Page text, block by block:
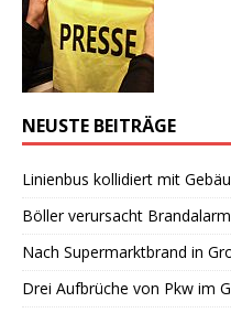
NEUSTE BEITRÄGE
Linienbus kollidiert mit
Böller verursacht
Nach Supermarktbrand in
Drei Aufbrüche von Pkw im